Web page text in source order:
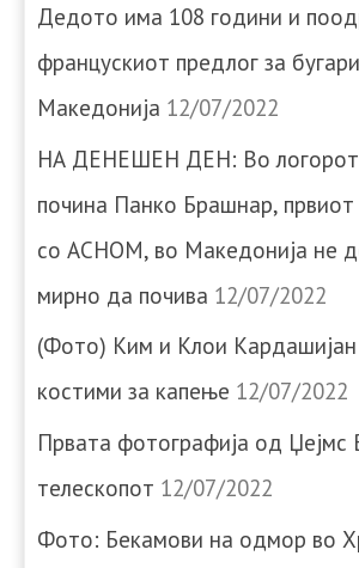
Дедото има 108 години и
францускиот предлог за
Македонија 12/07/2022
НА ДЕНЕШЕН ДЕН: Во логорот
почина Панко Брашнар, првиот
со АСНОМ, во Македонија не
мирно да почива 12/07/2022
(Фото) Ким и Клои
костими за капење 12/07/2022
Првата фотографија од Џејмс
телескопот 12/07/2022
Фото: Бекамови на одмор во